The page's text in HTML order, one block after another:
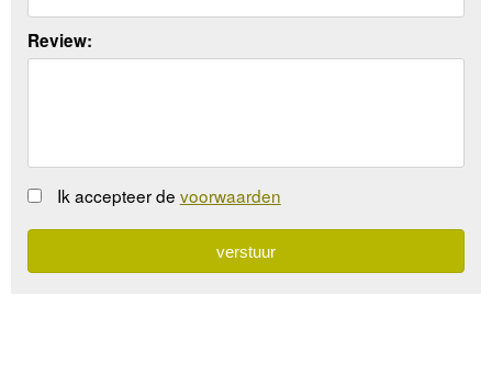
Review:
Ik accepteer de voorwaarden